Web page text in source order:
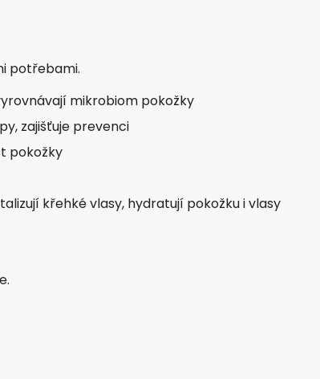
potřebami.
mikrobiom pokožky
zajišťuje prevenci
pokožky
křehké vlasy, hydratují pokožku i vlasy